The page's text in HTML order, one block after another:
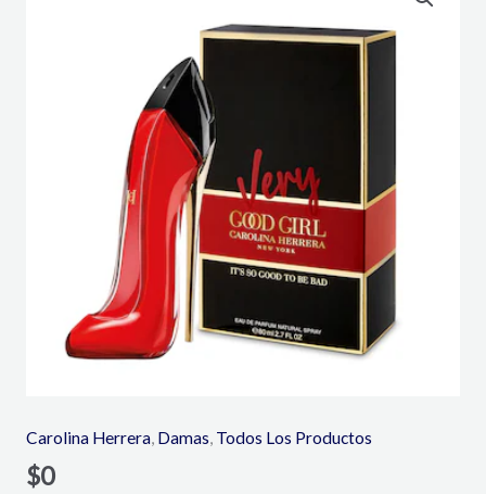
Carolina Herrera, Damas, Todos Los Productos
$0